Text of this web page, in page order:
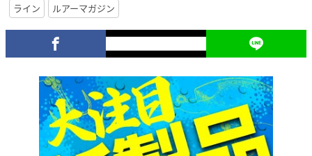
ライン
ルアーマガジン